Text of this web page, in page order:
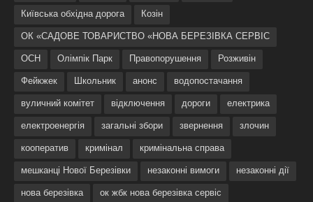
Київська обхідна дорога Козін
ОК «САДОВЕ ТОВАРИСТВО «НОВА БЕРЕЗІВКА СЕРВІС
ОСН Олімпік Парк Правопорушення Розживін
Фейкжек Школьник анонс водопостачання
вуличний комітет відключення дороги електрика
електроенергія загальні збори звернення злочин
кооператив кримінал кримінальна справа
мешканці Нової Березівки незаконні вимоги незаконні дії
нова березівка ок жбк нова березівка сервіс